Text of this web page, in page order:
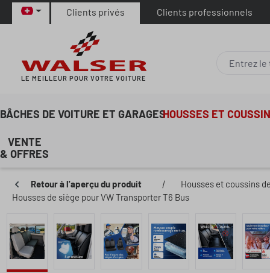
au contenu principal
Passer à la recherche
Passer à la navigation principale
Clients privés Clients professionnels
LE MEILLEUR POUR VOTRE VOITURE
BÂCHES DE VOITURE ET GARAGESHOUSSES ET
VENTE
& OFFRES
Retour à l'aperçu du produit |
Housses et coussins
Housses de siège pour VW Transporter T6 Bus